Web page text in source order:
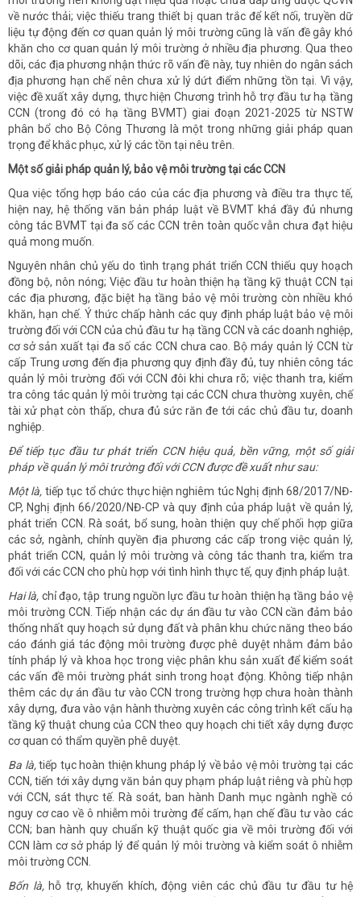
về nước thải; việc thiếu trang thiết bị quan trắc để kết nối, truyền dữ
liệu tự động đến cơ quan quản lý môi trường cũng là vấn đề gây khó
khăn cho cơ quan quản lý môi trường ở nhiều địa phương. Qua theo
dõi, các địa phương nhận thức rõ vấn đề này, tuy nhiên do ngân sách
địa phương hạn chế nên chưa xử lý dứt điểm những tồn tại. Vì vậy,
việc đề xuất xây dựng, thực hiện Chương trình hỗ trợ đầu tư hạ tầng
CCN (trong đó có hạ tầng BVMT) giai đoạn 2021-2025 từ NSTW
phân bổ cho Bộ Công Thương là một trong những giải pháp quan
trọng để khắc phục, xử lý các tồn tại nêu trên.
Một số giải pháp quản lý, bảo vệ môi trường tại các CCN
Qua việc tổng hợp báo cáo của các địa phương và điều tra thực tế,
hiện nay, hệ thống văn bản pháp luật về BVMT khá đầy đủ nhưng
công tác BVMT tại đa số các CCN trên toàn quốc vẫn chưa đạt hiệu
quả mong muốn.
Nguyên nhân chủ yếu do tình trạng phát triển CCN thiếu quy hoạch
đồng bộ, nôn nóng; Việc đầu tư hoàn thiện hạ tầng kỹ thuật CCN tại
các địa phương, đặc biệt hạ tầng bảo vệ môi trường còn nhiều khó
khăn, hạn chế. Ý thức chấp hành các quy định pháp luật bảo vệ môi
trường đối với CCN của chủ đầu tư hạ tầng CCN và các doanh nghiệp,
cơ sở sản xuất tại đa số các CCN chưa cao. Bộ máy quản lý CCN từ
cấp Trung ương đến địa phương quy định đầy đủ, tuy nhiên công tác
quản lý môi trường đối với CCN đôi khi chưa rõ; việc thanh tra, kiểm
tra công tác quản lý môi trường tại các CCN chưa thường xuyên, chế
tài xử phạt còn thấp, chưa đủ sức răn đe tới các chủ đầu tư, doanh
nghiệp.
Để tiếp tục đầu tư phát triển CCN hiệu quả, bền vững, một số giải
pháp về quản lý môi trường đối với CCN được đề xuất như sau:
Một là, tiếp tục tổ chức thực hiện nghiêm túc Nghị định 68/2017/NĐ-
CP, Nghị định 66/2020/NĐ-CP và quy định của pháp luật về quản lý,
phát triển CCN. Rà soát, bổ sung, hoàn thiện quy chế phối hợp giữa
các sở, ngành, chính quyền địa phương các cấp trong việc quản lý,
phát triển CCN, quản lý môi trường và công tác thanh tra, kiểm tra
đối với các CCN cho phù hợp với tình hình thực tế, quy định pháp luật.
Hai là, chỉ đạo, tập trung nguồn lực đầu tư hoàn thiện hạ tầng bảo vệ
môi trường CCN. Tiếp nhận các dự án đầu tư vào CCN cần đảm bảo
thống nhất quy hoạch sử dụng đất và phân khu chức năng theo báo
cáo đánh giá tác động môi trường được phê duyệt nhằm đảm bảo
tính pháp lý và khoa học trong việc phân khu sản xuất để kiểm soát
các vấn đề môi trường phát sinh trong hoạt động. Không tiếp nhận
thêm các dự án đầu tư vào CCN trong trường hợp chưa hoàn thành
xây dựng, đưa vào vận hành thường xuyên các công trình kết cấu hạ
tầng kỹ thuật chung của CCN theo quy hoạch chi tiết xây dựng được
cơ quan có thẩm quyền phê duyệt.
Ba là,tiếp tục hoàn thiện khung pháp lý về bảo vệ môi trường tại các
CCN, tiến tới xây dựng văn bản quy phạm pháp luật riêng và phù hợp
với CCN, sát thực tế. Rà soát, ban hành Danh mục ngành nghề có
nguy cơ cao về ô nhiễm môi trường để cấm, hạn chế đầu tư vào các
CCN; ban hành quy chuẩn kỹ thuật quốc gia về môi trường đối với
CCN làm cơ sở pháp lý để quản lý môi trường và kiểm soát ô nhiễm
môi trường CCN.
Bốn là, hỗ trợ, khuyến khích, động viên các chủ đầu tư đầu tư hệ